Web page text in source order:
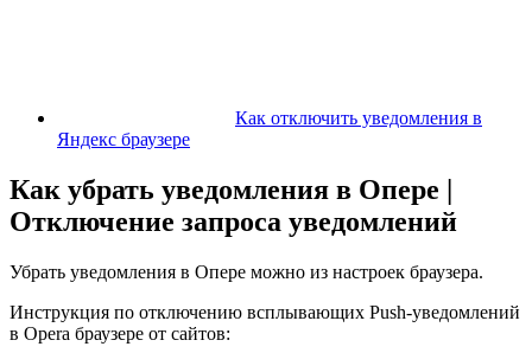
Как отключить уведомления в
Яндекс браузере
Как убрать уведомления в Опере |
Отключение запроса уведомлений
Убрать уведомления в Опере можно из настроек браузера.
Инструкция по отключению всплывающих Push-уведомлений
в Opera браузере от сайтов: